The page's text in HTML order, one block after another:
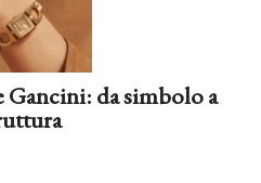
da simbolo a